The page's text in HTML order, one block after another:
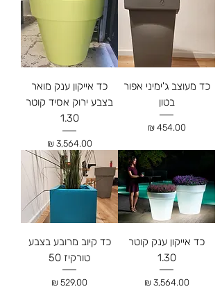
כד מעוצב ג'ימיני אפור
בטון
מחיר‏454.00 ‏₪
כד אייקון ענק מואר
בצבע ירוק אסיד קוטר
1.30
מחיר‏3,564.00 ‏₪
כד אייקון ענק קוטר
1.30
מחיר‏3,564.00 ‏₪
כד קיוב מרובע בצבע
טורקיז 50
מחיר